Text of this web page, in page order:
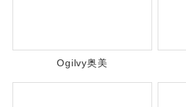
Ogilvy奥美